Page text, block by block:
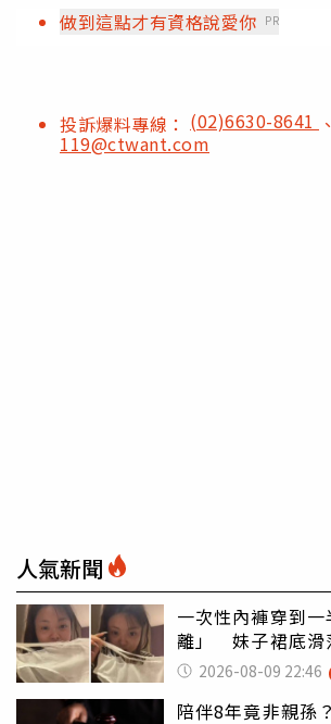
做到這點才有資格說愛你 PR
投訴爆料專線： (02)6630-8641
119@ctwant.com
人氣新聞
一次性內褲穿到
離」 妹子裙底滑
看光2026-08-09 22:46
陪伴8年竟非親孫